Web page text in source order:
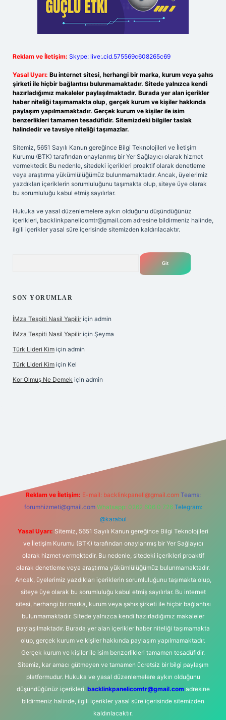
Reklam ve İletişim: Skype: live:.cid.575569c608265c69
Yasal Uyarı: Bu internet sitesi, herhangi bir marka, kurum veya şahıs
şirketi ile hiçbir bağlantısı bulunmamaktadır. Sitede yalnızca kendi
hazırladığımız makaleler paylaşılmaktadır. Burada yer alan içerikler
haber niteliği taşımamakta olup, gerçek kurum ve kişiler hakkında
paylaşım yapılmamaktadır. Gerçek kurum ve kişiler ile isim
benzerlikleri tamamen tesadüfidir. Sitemizdeki bilgiler taslak
halindedir ve tavsiye niteliği taşımazlar.
Sitemiz, 5651 Sayılı Kanun gereğince Bilgi Teknolojileri ve İletişim
Kurumu (BTK) tarafından onaylanmış bir Yer Sağlayıcı olarak hizmet
vermektedir. Bu nedenle, sitedeki içerikleri proaktif olarak denetleme
veya araştırma yükümlülüğümüz bulunmamaktadır. Ancak, üyelerimiz
yazdıkları içeriklerin sorumluluğunu taşımakta olup, siteye üye olarak
bu sorumluluğu kabul etmiş sayılırlar.
Hukuka ve yasal düzenlemelere aykırı olduğunu düşündüğünüz
içerikleri, backlinkpanelicomtr@gmail.com adresine bildirmeniz halinde,
ilgili içerikler yasal süre içerisinde sitemizden kaldırılacaktır.
SON YORUMLAR
İMza Tespiti Nasil Yapilir için admin
İMza Tespiti Nasil Yapilir için Şeyma
Türk Lideri Kim için admin
Türk Lideri Kim için Kel
Kor Olmuş Ne Demek için admin
Reklam ve İletişim: E-mail: backlinkpaneli@gmail.com Teams:
forumhizmeti@gmail.com Whatsapp: 0262 606 0 726 Telegram:
@karabul
Yasal Uyarı: Sitemiz, 5651 Sayılı Kanun gereğince Bilgi Teknolojileri
ve İletişim Kurumu (BTK) tarafından onaylanmış bir Yer Sağlayıcı
olarak hizmet vermektedir. Bu nedenle, sitedeki içerikleri proaktif
olarak denetleme veya araştırma yükümlülüğümüz bulunmamaktadır.
Ancak, üyelerimiz yazdıkları içeriklerin sorumluluğunu taşımakta olup,
siteye üye olarak bu sorumluluğu kabul etmiş sayılırlar. Bu internet
sitesi, herhangi bir marka, kurum veya şahıs şirketi ile hiçbir bağlantısı
bulunmamaktadır. Sitede yalnızca kendi hazırladığımız makaleler
paylaşılmaktadır. Burada yer alan içerikler haber niteliği taşımamakta
olup, gerçek kurum ve kişiler hakkında paylaşım yapılmamaktadır.
Gerçek kurum ve kişiler ile isim benzerlikleri tamamen tesadüfidir.
Sitemiz, kar amacı gütmeyen ve tamamen ücretsiz bir bilgi paylaşım
platformudur. Hukuka ve yasal düzenlemelere aykırı olduğunu
düşündüğünüz içerikleri, backlinkpanelicomtr@gmail.comadresine
bildirmeniz halinde, ilgili içerikler yasal süre içerisinde sitemizden
kaldırılacaktır.